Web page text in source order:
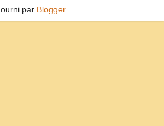
par Blogger.